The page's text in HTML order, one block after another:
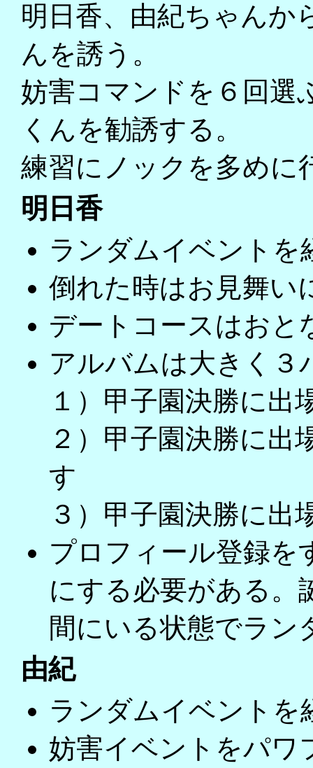
明日香、由紀ちゃんか
んを誘う。
妨害コマンドを６回選
くんを勧誘する。
練習にノックを多めに
明日香
ランダムイベントを
倒れた時はお見舞い
デートコースはおと
アルバムは大きく３
１）甲子園決勝に出
２）甲子園決勝に出
す
３）甲子園決勝に出
プロフィール登録を
にする必要がある。
間にいる状態でラン
由紀
ランダムイベントを
妨害イベントをパワ